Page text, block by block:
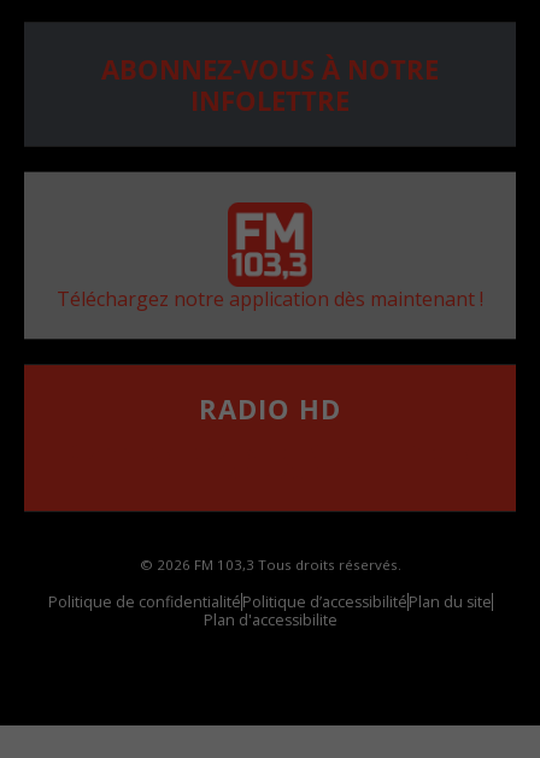
ABONNEZ-VOUS À NOTRE
INFOLETTRE
Téléchargez notre application dès maintenant !
RADIO HD
© 2026 FM 103,3 Tous droits réservés.
Politique de confidentialitéPolitique d’accessibilitéPlan du site
Plan d'accessibilite